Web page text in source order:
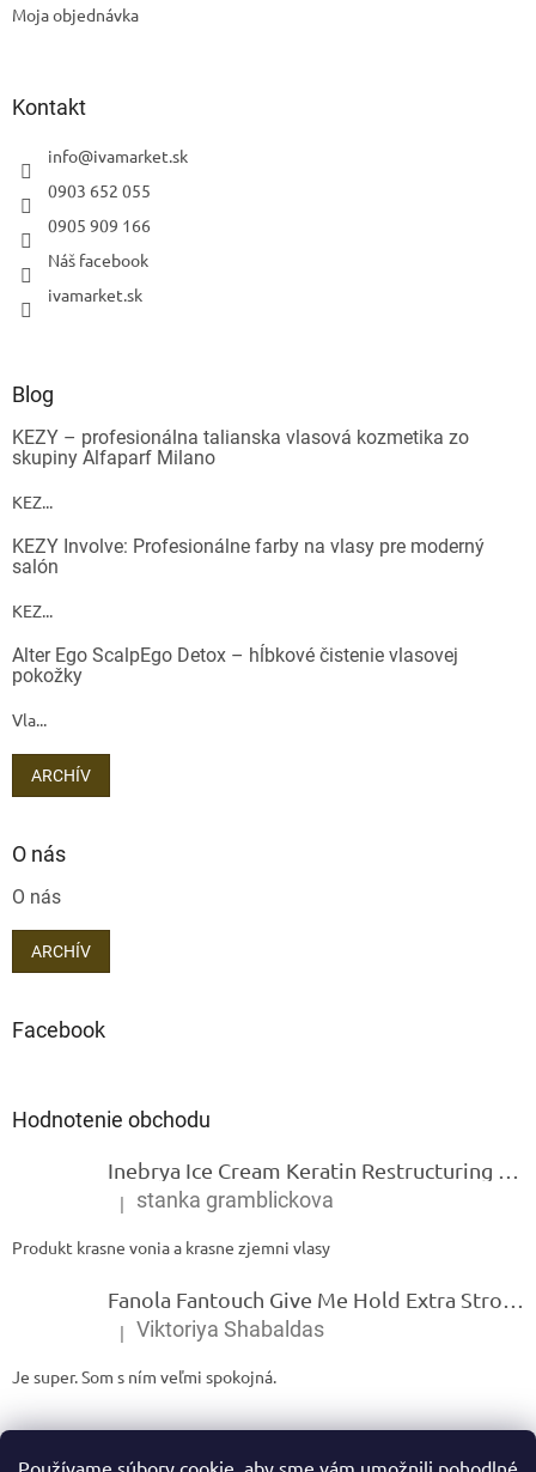
Používame súbory cookie, aby sme vám umožnili pohodlné
Moja objednávka
Kontakt
info@ivamarket.sk
0903 652 055
0905 909 166
Náš facebook
ivamarket.sk
Blog
KEZY – profesionálna talianska vlasová kozmetika zo
skupiny Alfaparf Milano
KEZ...
KEZY Involve: Profesionálne farby na vlasy pre moderný
salón
KEZ...
Alter Ego ScalpEgo Detox – hĺbkové čistenie vlasovej
pokožky
Vla...
ARCHÍV
O nás
O nás
ARCHÍV
Facebook
Hodnotenie obchodu
Inebrya Ice Cream Keratin Restructuring Mask – reštrukturalizačná maska s keratínom 1000 ml
Hodnotenie produktu je 5 z 5 hviezdičiek.
| stanka gramblickova
Produkt krasne vonia a krasne zjemni vlasy
Fanola Fantouch Give Me Hold Extra Strong Fluid Gel - Extra silný rýchloschnúci tekutý gel 250 ml
Hodnotenie produktu je 5 z 5 hviezdičiek.
| Viktoriya Shabaldas
Je super. Som s ním veľmi spokojná.